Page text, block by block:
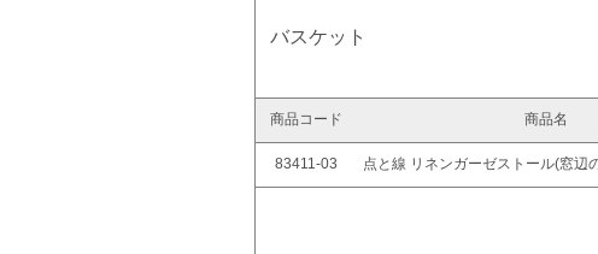
バスケット
商品コード 商品名
83411-03 点と線 リネンガーゼストール(窓辺